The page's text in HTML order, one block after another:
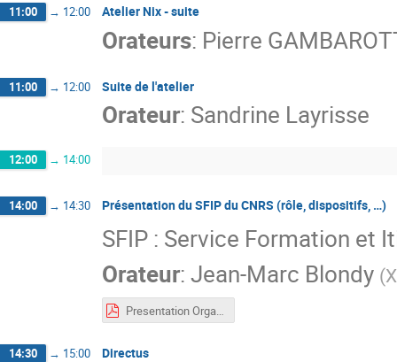
11:00 → 12:00 Atelier Nix - suite
Orateurs: Pierre
11:00 → 12:00 Suite de l'atelier
Orateur: Sandrine Layrisse
12:00 → 14:00
14:00 → 14:30 Présentation du SFIP du CNRS (rôle, dispositifs, …)
SFIP : Service Formation et
Orateur:Jean-Marc Blondy (
Presentation Organisation de la formation_Mai 2025.pdf
14:30 → 15:00 Directus